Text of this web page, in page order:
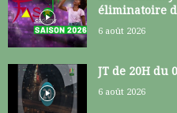
éliminatoire
6 août 2026
JT de 20H du
6 août 2026